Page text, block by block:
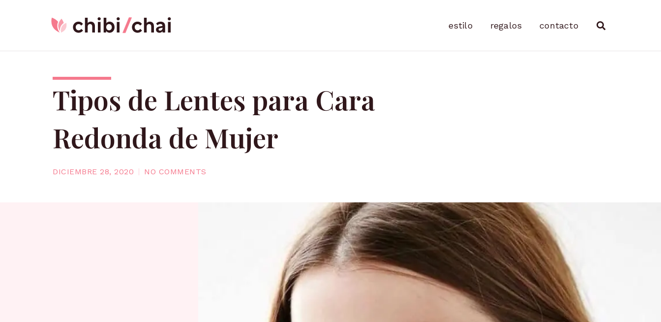
estilo regalos contacto
Tipos de Lentes para Cara
Redonda de Mujer
DICIEMBRE 28, 2020 NO COMMENTS